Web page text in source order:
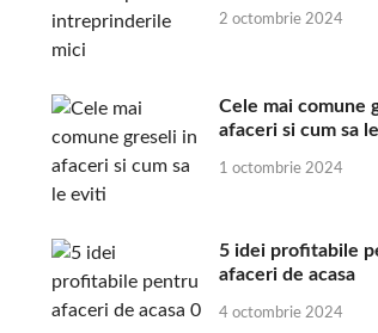
2 octombrie 2024
Cele mai comune
afaceri si cum sa
1 octombrie 2024
5 idei profitabile
afaceri de acasa
4 octombrie 2024